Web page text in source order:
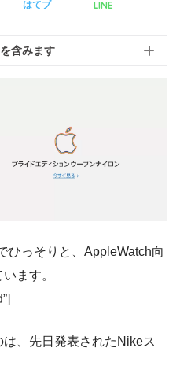
はてブ LINE
含みます
ひっそりと、AppleWatch向
ます。
、先日発表されたNikeス